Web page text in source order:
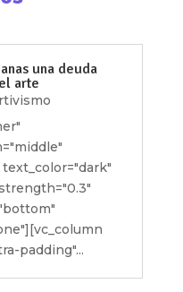
una deuda
arte
padding"...